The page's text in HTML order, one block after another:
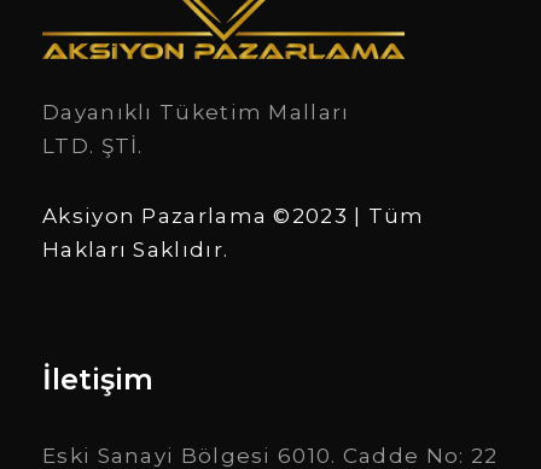
Dayanıklı Tüketim Malları
LTD. ŞTİ.
Aksiyon Pazarlama ©2023 | Tüm
Hakları Saklıdır.
İletişim
Eski Sanayi Bölgesi 6010. Cadde No: 22